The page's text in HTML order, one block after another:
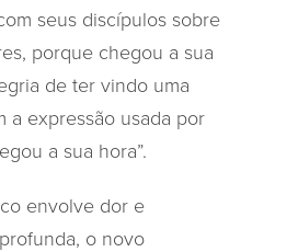
seus discípulos sobre
porque chegou a sua
de ter vindo uma
a expressão usada por
a sua hora”.
envolve dor e
o novo